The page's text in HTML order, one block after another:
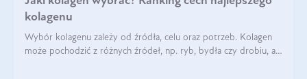
kolagenu
Wybór kolagenu zależy od źródła, celu oraz potrzeb. Kolagen
może pochodzić z różnych źródeł, np. ryb, bydła czy drobiu, a